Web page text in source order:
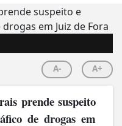
A- A+
prende suspeito
de drogas em